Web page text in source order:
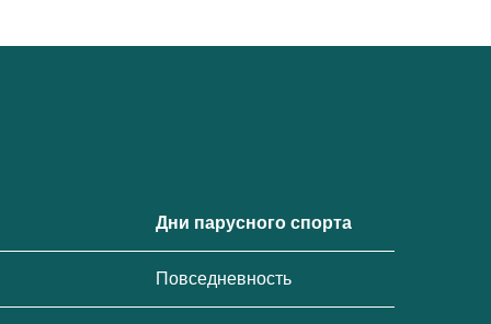
Дни парусного спорта
Повседневность